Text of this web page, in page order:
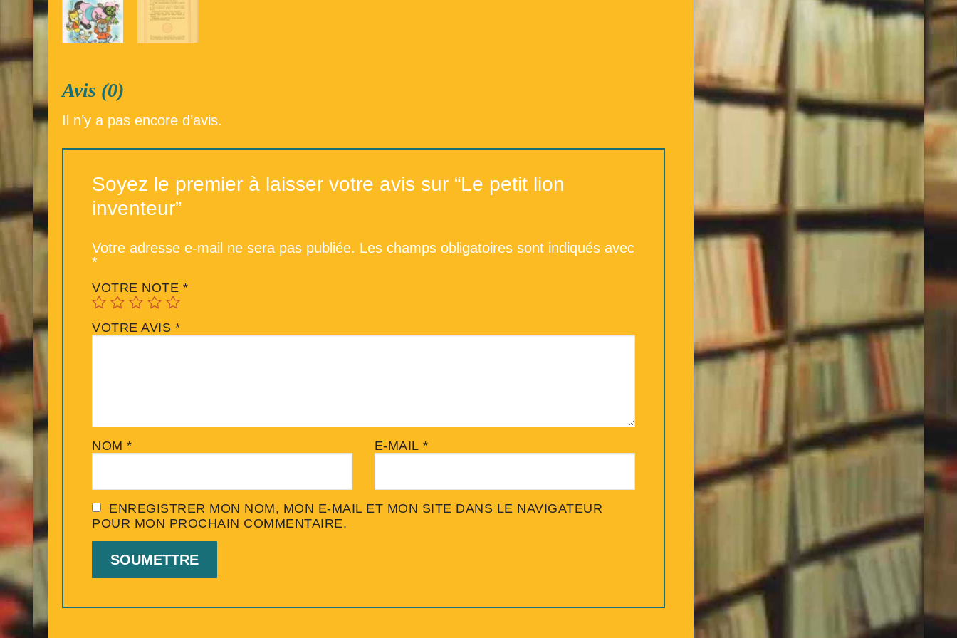
Répertoire du fonds de la Bibliothèque – 2ème partie
Répertoire des ouvrages Jeunesse
Déconnexion
Avis (0)
Il n’y a pas encore d’avis.
Soyez le premier à laisser votre avis sur “Le petit lion
inventeur”
Votre adresse e-mail ne sera pas publiée. Les champs obligatoires sont indiqués avec
*
VOTRE NOTE *
VOTRE AVIS *
NOM * E-MAIL *
ENREGISTRER MON NOM, MON E-MAIL ET MON SITE DANS LE NAVIGATEUR
POUR MON PROCHAIN COMMENTAIRE.